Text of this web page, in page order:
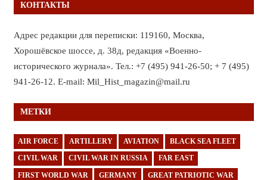
КОНТАКТЫ
Адрес редакции для переписки: 119160, Москва,
Хорошёвское шоссе, д. 38д, редакция «Военно-
исторического журнала». Тел.: +7 (495) 941-26-50; + 7 (495)
941-26-12. E-mail: Mil_Hist_magazin@mail.ru
МЕТКИ
AIR FORCE ARTILLERY AVIATION BLACK SEA FLEET
CIVIL WAR CIVIL WAR IN RUSSIA FAR EAST
FIRST WORLD WAR GERMANY GREAT PATRIOTIC WAR